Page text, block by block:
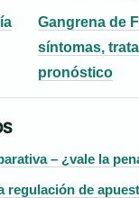
Gangrena de
síntomas,
pronóstico
– ¿vale la
regulación de